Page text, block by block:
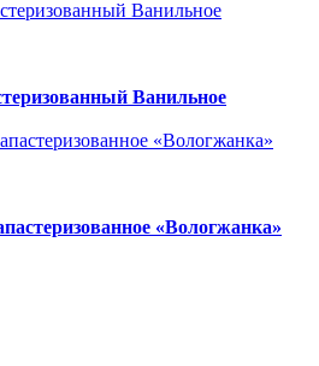
Ванильное
«Вологжанка»